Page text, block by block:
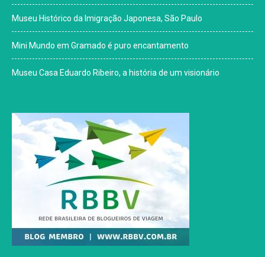
Museu Histórico da Imigração Japonesa, São Paulo
Mini Mundo em Gramado é puro encantamento
Museu Casa Eduardo Ribeiro, a história de um visionário